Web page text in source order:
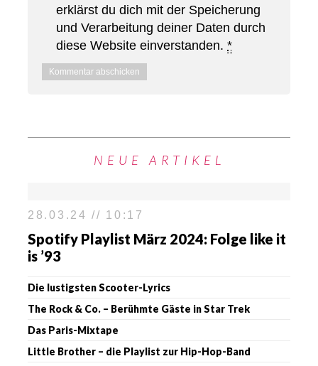
erklärst du dich mit der Speicherung
und Verarbeitung deiner Daten durch
diese Website einverstanden. *
NEUE ARTIKEL
28.03.24 // 10:17
Spotify Playlist März 2024: Folge like it
is ’93
Die lustigsten Scooter-Lyrics
The Rock & Co. – Berühmte Gäste in Star Trek
Das Paris-Mixtape
Little Brother – die Playlist zur Hip-Hop-Band